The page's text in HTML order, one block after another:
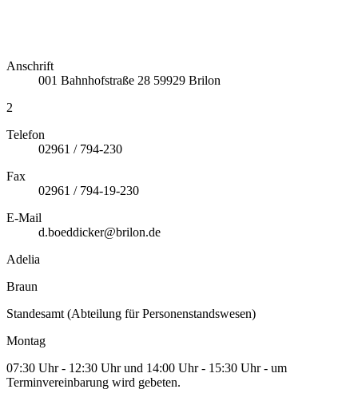
Anschrift
001 Bahnhofstraße 28 59929 Brilon
2
Telefon
02961 / 794-230
Fax
02961 / 794-19-230
E-Mail
d.boeddicker@brilon.de
Adelia
Braun
Standesamt (Abteilung für Personenstandswesen)
Montag
07:30 Uhr - 12:30 Uhr und 14:00 Uhr - 15:30 Uhr - um
Terminvereinbarung wird gebeten.